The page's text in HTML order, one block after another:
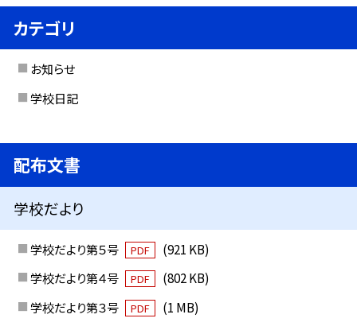
カテゴリ
お知らせ
学校日記
配布文書
学校だより
学校だより第５号 PDF
(921 KB)
学校だより第４号
PDF
(802 KB)
学校だより第３号
PDF (1 MB)